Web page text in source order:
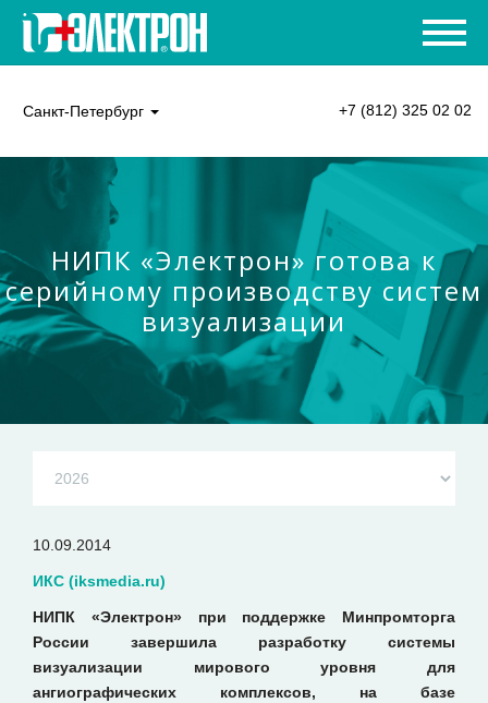
Санкт-Петербург +7 (812) 325 02 02
НИПК «Электрон» готова к
серийному производству систем
визуализации
10.09.2014
ИКС (iksmedia.ru)
НИПК «Электрон» при поддержке Минпромторга
России завершила разработку системы
визуализации мирового уровня для
ангиографических комплексов, на базе